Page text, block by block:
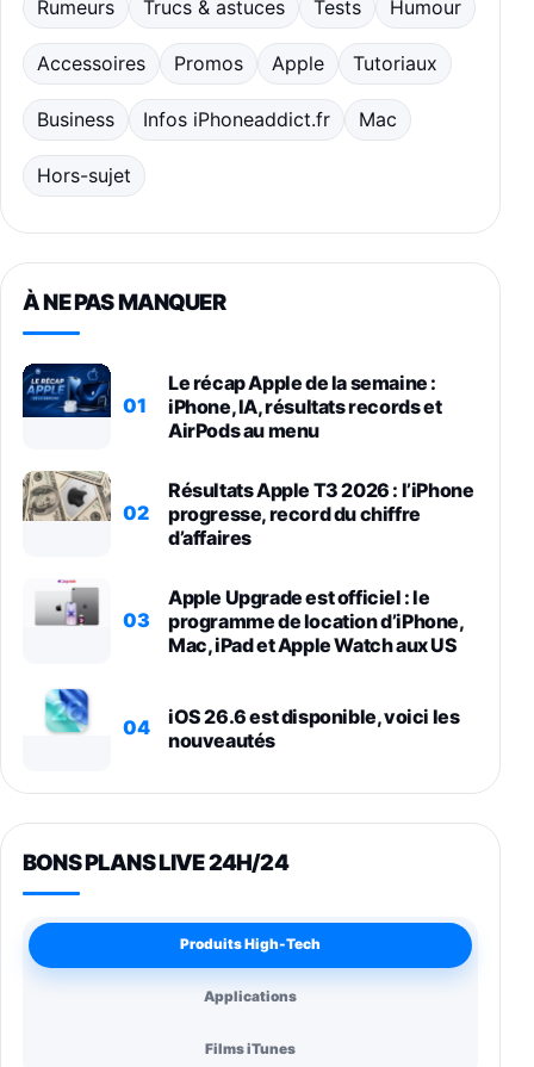
Rumeurs Trucs & astuces Tests Humour
Accessoires Promos Apple Tutoriaux
Business Infos iPhoneaddict.fr Mac
Hors-sujet
À NE PAS MANQUER
01
Le récap Apple de la semaine :
iPhone, IA, résultats records et
AirPods au menu
02
Résultats Apple T3 2026 : l’iPhone
progresse, record du chiffre
d’affaires
03
Apple Upgrade est officiel : le
programme de location d’iPhone,
Mac, iPad et Apple Watch aux US
04
iOS 26.6 est disponible, voici les
nouveautés
BONS PLANS LIVE 24H/24
Produits High-Tech
Applications
Films iTunes